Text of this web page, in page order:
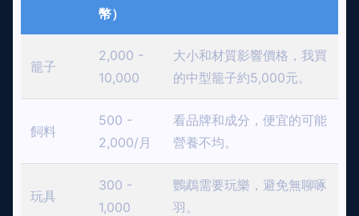
幣）
籠子
2,000 -
10,000
大小和材質影響價格，我買
的中型籠子約5,000元。
飼料
500 -
2,000/月
看品牌和成分，便宜的可能
營養不均。
玩具
300 -
1,000
鸚鵡需要玩樂，避免無聊啄
羽。